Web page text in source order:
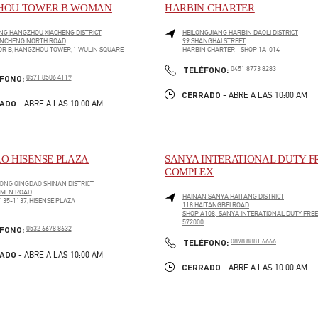
TOWER B WOMAN
HANGZHOU XIACHENG DISTRICT
NORTH ROAD
B,HANGZHOU TOWER,1 WULIN SQUARE
PHONE
0571 8506 4119
- ABRE A LAS 10:00 AM
HARBIN CHARTER
HEILONGJIANGHARBIN DAOLI DISTRICT
99 SHANGHAI STREET
HARBIN CHARTER - SHOP 1A-014
TELÉFONO: PHONE
0451 8773 8283
CERRADO - ABRE A LAS 10:00 AM
HISENSE PLAZA
QINGDAO SHINAN DISTRICT
ROAD
1137,HISENSE PLAZA
PHONE
0532 6678 8632
- ABRE A LAS 10:00 AM
SANYA INTERATIONAL DUTY
COMPLEX
HAINAN SANYAHAITANG DISTRICT
118 HAITANGBEI ROAD
SHOP A108, SANYA INTERATIONAL DUTY
572000
TELÉFONO: PHONE
0898 8881 6666
CERRADO - ABRE A LAS 10:00 AM